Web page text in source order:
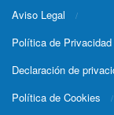
Aviso Legal
Política de Privacidad
Declaración de
Política de Cookies